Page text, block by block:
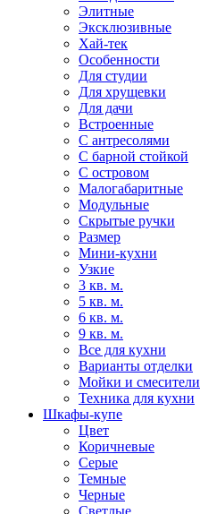
Элитные
Эксклюзивные
Хай-тек
Особенности
Для студии
Для хрущевки
Для дачи
Встроенные
С антресолями
С барной стойкой
С островом
Малогабаритные
Модульные
Скрытые ручки
Размер
Мини-кухни
Узкие
3 кв. м.
5 кв. м.
6 кв. м.
9 кв. м.
Все для кухни
Варианты отделки
Мойки и смесители
Техника для кухни
Шкафы-купе
Цвет
Коричневые
Серые
Темные
Черные
Светлые